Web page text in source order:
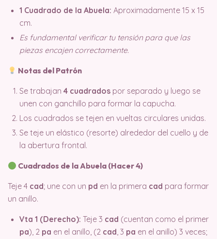
1 Cuadrado de la Abuela: Aproximadamente 15 x 15
cm.
Es fundamental verificar tu tensión para que las
piezas encajen correctamente.
Notas del Patrón
Se trabajan 4 cuadrados por separado y luego se
unen con ganchillo para formar la capucha.
Los cuadrados se tejen en vueltas circulares unidas.
Se teje un elástico (resorte) alrededor del cuello y de
la abertura frontal.
Cuadrados de la Abuela (Hacer 4)
Teje 4 cad; une con un pd en la primera cad para formar
un anillo.
Vta 1 (Derecho): Teje 3 cad (cuentan como el primer
pa), 2 pa en el anillo, (2 cad, 3 pa en el anillo) 3 veces;